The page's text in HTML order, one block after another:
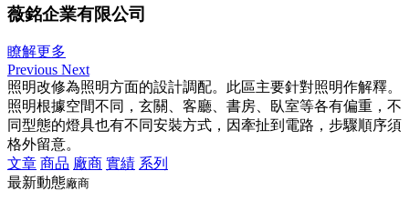
薇銘企業有限公司
瞭解更多
Previous Next
照明改修為照明方面的設計調配。此區主要針對照明作解釋。
照明根據空間不同，玄關、客廳、書房、臥室等各有偏重，不
同型態的燈具也有不同安裝方式，因牽扯到電路，步驟順序須
格外留意。
文章 商品 廠商 實績 系列
最新動態廠商